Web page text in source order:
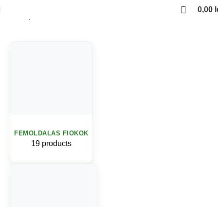
0,00
FEMOLDALAS FIOKOK
19 products